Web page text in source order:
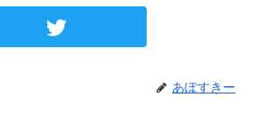
あぽすきー